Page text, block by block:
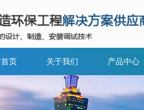
页 关于我们 产品中心